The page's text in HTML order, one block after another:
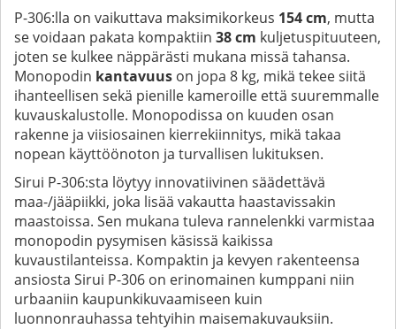
P-306:lla on vaikuttava maksimikorkeus 154 cm, mutta
se voidaan pakata kompaktiin 38 cm kuljetuspituuteen,
joten se kulkee näppärästi mukana missä tahansa.
Monopodin kantavuus on jopa 8 kg, mikä tekee siitä
ihanteellisen sekä pienille kameroille että suuremmalle
kuvauskalustolle. Monopodissa on kuuden osan
rakenne ja viisiosainen kierrekiinnitys, mikä takaa
nopean käyttöönoton ja turvallisen lukituksen.
Sirui P-306:sta löytyy innovatiivinen säädettävä
maa-/jääpiikki, joka lisää vakautta haastavissakin
maastoissa. Sen mukana tuleva rannelenkki varmistaa
monopodin pysymisen käsissä kaikissa
kuvaustilanteissa. Kompaktin ja kevyen rakenteensa
ansiosta Sirui P-306 on erinomainen kumppani niin
urbaaniin kaupunkikuvaamiseen kuin
luonnonrauhassa tehtyihin maisemakuvauksiin.